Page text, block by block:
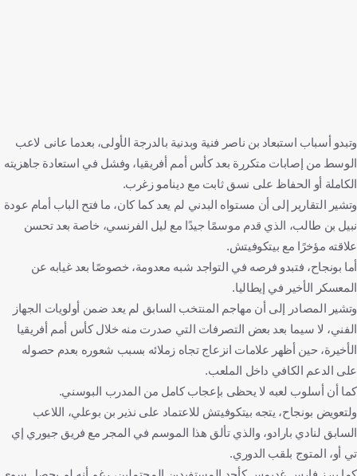
وتبدو أسباب استبعاد بن ناصر فنية وبدنية بالدرجة الأولى، بعدما عانى لاعب
الوسط من إصابات متكررة بعد كأس أمم أفريقيا، وفشل في استعادة جاهزيته
الكاملة أو الحفاظ على نسق ثابت مع دينامو زغرب.
وتشير التقارير إلى أن مستواه البدني لم يعد كما كان، ما فتح الباب أمام عودة
نبيل بن طالب، الذي قدم موسمًا جيدًا مع ليل الفرنسي، خاصة بعد تحسن
علاقته مؤخرًا مع بيتكوفيتش.
أما بونجاح، فتبدو فرصه في التواجد شبه معدومة، خصوصًا بعد غيابه عن
المعسكر الأخير في إيطاليا.
وتشير المصادر إلى أن مهاجم المنتخب السابق لم يعد ضمن أولويات الجهاز
الفني، لا سيما بعد بعض التصرفات التي صدرت منه خلال كأس أمم أفريقيا
الأخيرة، حين أظهر علامات انزعاج تجاه زملائه بسبب شعوره بعدم حصوله
على الدعم الكافي داخل الملعب.
كما أن أسلوب لعبه لا يحظى بإعجاب كامل من المدرب البوسني.
ولتعويض بونجاح، يتجه بيتكوفيتش للاعتماد على نذير بن بوعلي، اللاعب
السابق لنادي بارادو، والذي تألق هذا الموسم في المجر مع فريق جيوري إي
تي أو، المتوج بلقب الدوري.